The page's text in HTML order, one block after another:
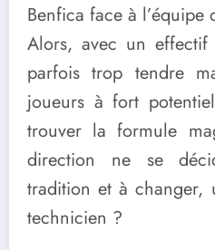
Benfica face à l’équipe
Alors, avec un
parfois trop tendre
joueurs à fort
trouver la formule
direction ne se
tradition et à changer,
technicien ?